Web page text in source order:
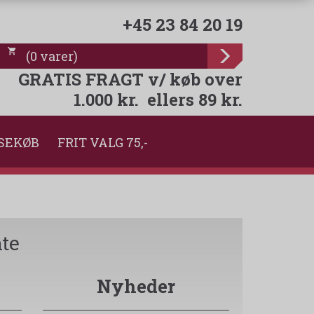
+45 23 84 20 19
(0 varer)
GRATIS FRAGT v/ køb over
1.000 kr. ellers 89 kr.
FRIT VALG 75,-
Nyheder